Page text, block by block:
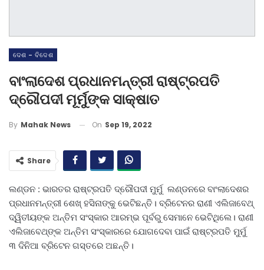
ଦେଶ - ବିଦେଶ
ବାଂଲାଦେଶ ପ୍ରଧାନମନ୍ତ୍ରୀ ରାଷ୍ଟ୍ରପତି
ଦ୍ରୌପଦୀ ମୂର୍ମୁଙ୍କ ସାକ୍ଷାତ
By Mahak News On Sep 19, 2022
Share
ଲଣ୍ଡନ : ଭାରତର ରାଷ୍ଟ୍ରପତି ଦ୍ରୌପଦୀ ମୁର୍ମୁ ଲଣ୍ଡନରେ ବାଂଲାଦେଶର
ପ୍ରଧାନମନ୍ତ୍ରୀ ଶେଖ୍‌ ହସିନାଙ୍କୁ ଭେଟିଛନ୍ତି। ବ୍ରିଟେନର ରାଣୀ ଏଲିଜାବେଥ୍‌
ଦ୍ୱିତୀୟଙ୍କ ଅନ୍ତିମ ସଂସ୍କାର ଆରମ୍ଭ ପୂର୍ବରୁ ସେମାନେ ଭେଟିଥିଲେ। ରାଣୀ
ଏଲିଜାବେଥ୍‌ଙ୍କ ଅନ୍ତିମ ସଂସ୍କାରରେ ଯୋଗଦେବା ପାଇଁ ରାଷ୍ଟ୍ରପତି ମୁର୍ମୁ
୩ ଦିନିଆ ବ୍ରିଟେନ ଗସ୍ତରେ ଅଛନ୍ତି।